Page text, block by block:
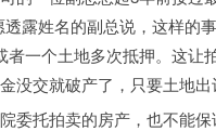
透露姓名的副总说，这样的
者一个土地多次抵押。这让
没交就破产了，只要土地
委托拍卖的房产，也不能